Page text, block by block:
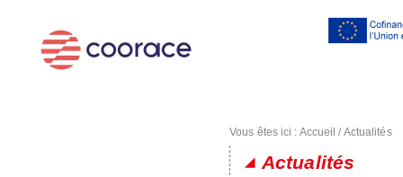
Vous êtes ici : Accueil /Actualités
Actualités